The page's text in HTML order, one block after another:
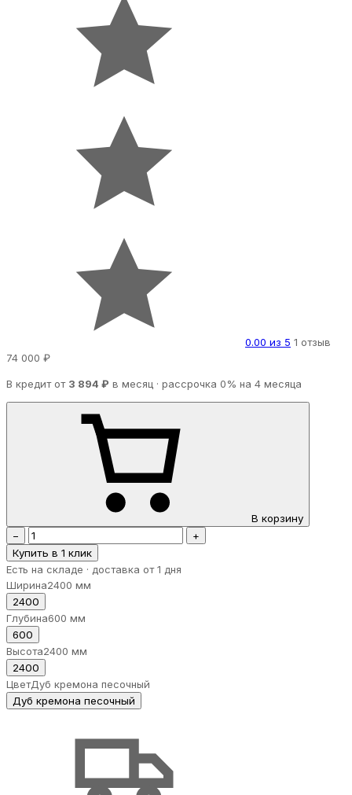
0.00 из 5 1 отзыв
74 000 ₽
В кредит от 3 894 ₽ в месяц · рассрочка 0% на 4 месяца
В корзину
−
+
Купить в 1 клик
Есть на складе · доставка от 1 дня
Ширина2400 мм
2400
Глубина600 мм
600
Высота2400 мм
2400
ЦветДуб кремона песочный
Дуб кремона песочный